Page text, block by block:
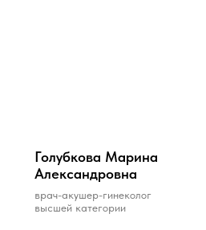
Голубкова Марина
Александровна
врач-акушер-гинеколог
высшей категории